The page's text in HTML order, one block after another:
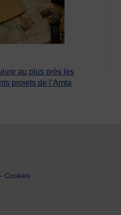
au plus près les
projets de l’Amta
- Cookies